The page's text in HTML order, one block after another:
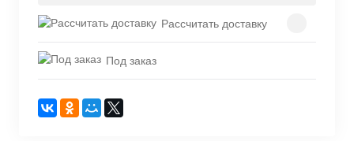
Рассчитать доставку
Под заказ